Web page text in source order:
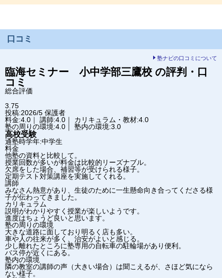
口コミ
塾ナビの口コミについて
臨海セミナー 小中学部三鷹校 の評判・口
コミ
総合評価
3.75
投稿:2026/5 保護者
料金:4.0｜ 講師:4.0｜ カリキュラム・教材:4.0
塾の周りの環境:4.0｜ 塾内の環境:3.0
高校受験
通塾時学年:中学生
料金
他塾の資料と比較して。
授業回数が多いが料金は比較的リーズナブル。
欠席をした場合、補習等が受けられる様子。
定期テスト対策講座を実施してくれる。
講師
みなさん熱意があり、生徒のために一生懸命向き合ってくださる様
子が伝わってきました。
カリキュラム
説明がわかりやすく授業が楽しいようです。
進度はちょうど良いと思います。
塾の周りの環境
大きな道路に面しており明るく店も多い。
車や人の往来が多く、治安がよいと感じる。
少し離れたところに塾専用の自転車の駐輪場があり便利。
バス停が近くにある。
塾内の環境
隣の教室の講師の声（大きい場合）は聞こえるが、さほど気になら
ない様子。